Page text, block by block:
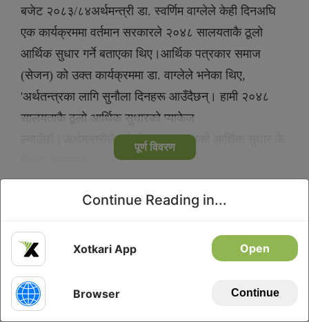
Continue Reading in...
Xotkari App Open
Browser Continue
बजेट २०८३/८४अर्थमन्त्री डा. स्वर्णिम वाग्लेले केही दिनअघि
एक कार्यक्रममा वर्तमान सरकारले २०४८ सालयताकै ठूलो
आर्थिक सुधार गर्ने बताएका थिए।आर्थिक पत्रकार समाज
(सेजन) को उक्त कार्यक्रममा डा. वाग्लेले भनेका थिए,
'अर्थतन्त्रका लागि सुनौला दिनहरू आउँदैछन्। हामी २०४८
सालयताकै ठूलो आर्थिक सुधारको प्याकेज
ल्याउँछौं।'अर्थमन्त्रीले भनेको २०४८ सालको आर्थिक सुधार के
पूर्ण विवरण